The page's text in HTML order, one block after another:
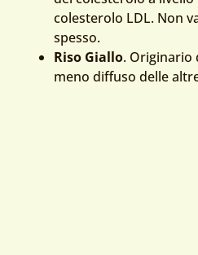
colesterolo LDL. Non
spesso.
Riso Giallo. Originario
meno diffuso delle